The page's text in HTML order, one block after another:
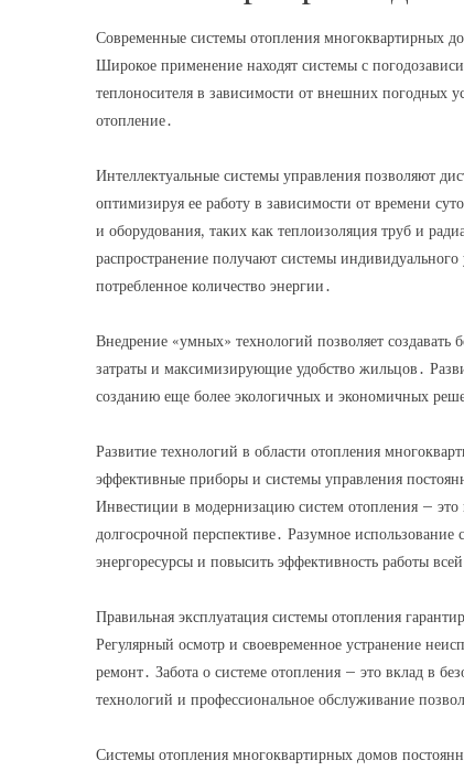
Современные системы отопления многоквартирных
Широкое применение находят системы с
теплоносителя в зависимости от внешних погодных
отопление․
Интеллектуальные системы управления позволяют
оптимизируя ее работу в зависимости от времени
и оборудования, таких как теплоизоляция труб и
распространение получают системы
потребленное количество энергии․
Внедрение «умных» технологий позволяет
затраты и максимизирующие удобство жильцов․
созданию еще более экологичных и экономичных
Развитие технологий в области отопления
эффективные приборы и системы управления
Инвестиции в модернизацию систем отопления – это
долгосрочной перспективе․ Разумное
энергоресурсы и повысить эффективность работы
Правильная эксплуатация системы отопления
Регулярный осмотр и своевременное устранение
ремонт․ Забота о системе отопления – это вклад в
технологий и профессиональное обслуживание
Системы отопления многоквартирных домов